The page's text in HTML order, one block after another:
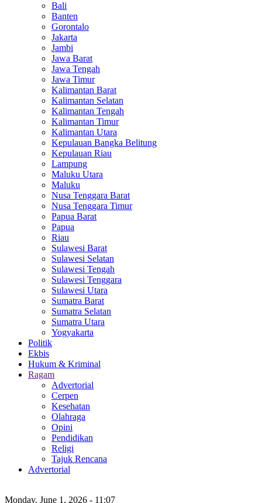
Bali
Banten
Gorontalo
Jakarta
Jambi
Jawa Barat
Jawa Tengah
Jawa Timur
Kalimantan Barat
Kalimantan Selatan
Kalimantan Tengah
Kalimantan Timur
Kalimantan Utara
Kepulauan Bangka Belitung
Kepulauan Riau
Lampung
Maluku Utara
Maluku
Nusa Tenggara Barat
Nusa Tenggara Timur
Papua Barat
Papua
Riau
Sulawesi Barat
Sulawesi Selatan
Sulawesi Tengah
Sulawesi Tenggara
Sulawesi Utara
Sumatra Barat
Sumatra Selatan
Sumatra Utara
Yogyakarta
Politik
Ekbis
Hukum & Kriminal
Ragam
Advertorial
Cerpen
Kesehatan
Olahraga
Opini
Pendidikan
Religi
Tajuk Rencana
Advertorial
Monday, June 1, 2026 - 11:07